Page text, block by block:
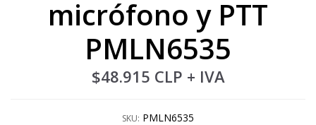
micrófono y PTT
PMLN6535
$48.915 CLP + IVA
SKU: PMLN6535